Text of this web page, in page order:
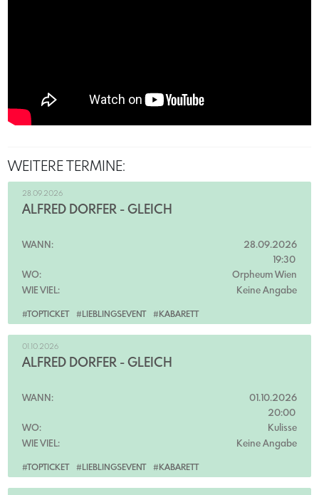
WEITERE TERMINE:
#TOPTICKET #LIEBLINGSEVENT #KABARETT
28.09.2026
ALFRED DORFER - GLEICH
WANN:
28.09.2026
19:30
WO:
Orpheum Wien
WIE VIEL:
Keine Angabe
#TOPTICKET #LIEBLINGSEVENT #KABARETT
01.10.2026
ALFRED DORFER - GLEICH
WANN:
01.10.2026
20:00
WO:
Kulisse
WIE VIEL:
Keine Angabe